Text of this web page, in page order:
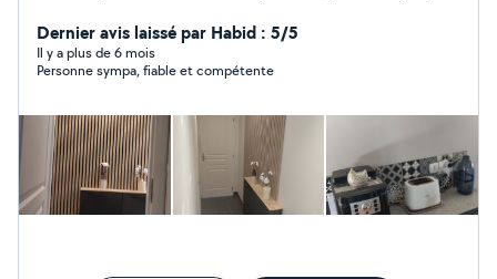
miroirs, nettoyage de terrasse et extérieur au karcher,
nettoyage,démoussage de tuiles et passage produit
hydrofuge. travail soigné N'hésitez pas à me contacter
Dernier avis laissé par Habid : 5/5
Il y a plus de 6 mois
Personne sympa, fiable et compétente